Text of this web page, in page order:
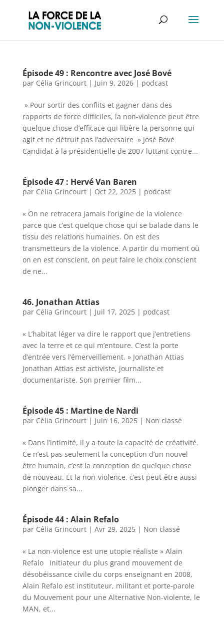
Épisode 49 : Rencontre avec José Bové
par Célia Grincourt| Juin 9, 2026| podcast
» Pour sortir des conflits et gagner dans des
rapports de force difficiles, la non-violence peut être
quelque chose d’efficace qui libère la personne qui
agit et ne détruit pas l’adversaire » José Bové
Candidat à la présidentielle de 2007 luttant contre...
Épisode 47 : Hervé Van Baren
par Célia Grincourt| Oct 22, 2025| podcast
« On ne retracera jamais l’origine de la violence
parce que c’est quelque chose qui se balade dans le
tissu des relations humaines. On est des
transmetteurs de la violence. A partir du moment où
on en est conscient, on peut faire le choix conscient
de ne...
46. Jonathan Attias
par Célia Grincourt| Juil 17, 2025| podcast
« L’habitat léger va dire le rapport que j’entretiens
avec la terre et ce qui m’entoure. C’est la porte
d’entrée vers l’émerveillement. » Jonathan Attias
Jonathan Attias est activiste, journaliste et
documentariste. Son premier film...
Épisode 45 : Martine de Nardi
par Célia Grincourt| Juin 16, 2025| Non classé
« Dans l’intimité, il y a toute la capacité de créativité.
Ce n’est pas seulement la conception d’un nouvel
être humain, c’est la conception de quelque chose
de nouveau. Et la non-violence, c’est peut-être aussi
plonger dans sa...
Épisode 44 : Alain Refalo
par Célia Grincourt| Avr 29, 2025| Non classé
« La non-violence est une utopie réaliste » Alain
Refalo Initiateur du plus grand mouvement de
désobéissance civile du corps enseignant en 2008,
Alain Refalo est instituteur, militant et porte-parole
du Mouvement pour une Alternative Non-violente, le
MAN, et...